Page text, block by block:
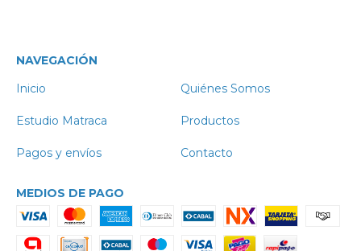
NAVEGACIÓN
Inicio
Quiénes Somos
Estudio Matraca Productos
Pagos y envíos Contacto
MEDIOS DE PAGO